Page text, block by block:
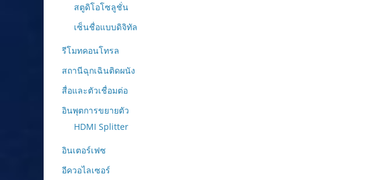
สตูดิโอโซลูชั่น
เซ็นชื่อแบบดิจิทัล
รีโมทคอนโทรล
สถานีฉุกเฉินติดผนัง
สื่อและตัวเชื่อมต่อ
อินพุตการขยายตัว
HDMI Splitter
อินเตอร์เฟซ
อีควอไลเซอร์